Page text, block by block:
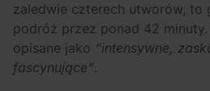
zaledwie czterech utworów, to
podróż przez ponad 42 minuty.
opisane jako “intensywne,
fascynujące”.